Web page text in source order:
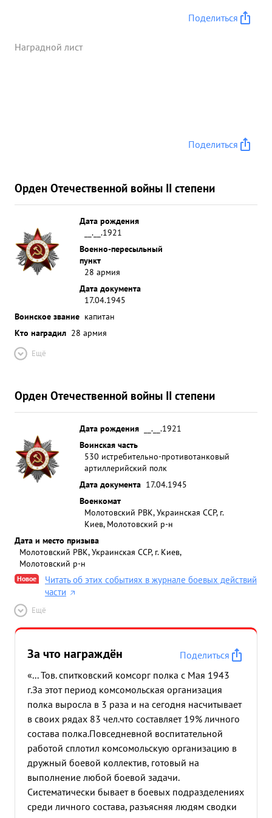
Поделиться
Наградной лист
Поделиться
Орден Отечественной войны II степени
Дата рождения
__.__.1921
Военно-пересыльный
пункт
28 армия
Дата документа
17.04.1945
Воинское звание капитан
Кто наградил 28 армия
Ещё
Орден Отечественной войны II степени
Дата рождения
__.__.1921
Воинская часть
530 истребительно-противотанковый
артиллерийский полк
Дата документа 17.04.1945
Военкомат
Молотовский РВК, Украинская ССР, г.
Киев, Молотовский р-н
Дата и место призыва
Молотовский РВК, Украинская ССР, г. Киев,
Молотовский р-н
Новое
Читать об этих событиях в журнале боевых действий
части
Ещё
За что награждён
Поделиться
«... Тов. спитковский комсорг полка с Мая 1943
г.За этот период комсомольская организация
полка выросла в 3 раза и на сегодня насчитывает
в своих рядах 83 чел.что составляет 19% личного
состава полка.Повседневной воспитательной
работой сплотил комсомольскую организацию в
дружный боевой коллектив, готовый на
выполнение любой боевой задачи.
Систематически бывает в боевых подразделениях
среди личного состава, разъясняя людям сводки